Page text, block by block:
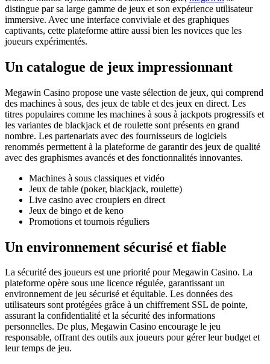
distingue par sa large gamme de jeux et son expérience utilisateur
immersive. Avec une interface conviviale et des graphiques
captivants, cette plateforme attire aussi bien les novices que les
joueurs expérimentés.
Un catalogue de jeux impressionnant
Megawin Casino propose une vaste sélection de jeux, qui comprend
des machines à sous, des jeux de table et des jeux en direct. Les
titres populaires comme les machines à sous à jackpots progressifs et
les variantes de blackjack et de roulette sont présents en grand
nombre. Les partenariats avec des fournisseurs de logiciels
renommés permettent à la plateforme de garantir des jeux de qualité
avec des graphismes avancés et des fonctionnalités innovantes.
Machines à sous classiques et vidéo
Jeux de table (poker, blackjack, roulette)
Live casino avec croupiers en direct
Jeux de bingo et de keno
Promotions et tournois réguliers
Un environnement sécurisé et fiable
La sécurité des joueurs est une priorité pour Megawin Casino. La
plateforme opère sous une licence régulée, garantissant un
environnement de jeu sécurisé et équitable. Les données des
utilisateurs sont protégées grâce à un chiffrement SSL de pointe,
assurant la confidentialité et la sécurité des informations
personnelles. De plus, Megawin Casino encourage le jeu
responsable, offrant des outils aux joueurs pour gérer leur budget et
leur temps de jeu.